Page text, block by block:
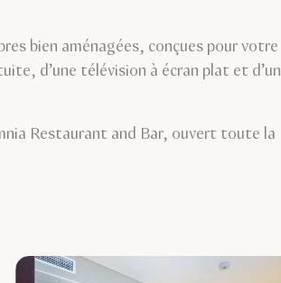
bien aménagées, conçues pour votre
d’une télévision à écran plat et d’un
Restaurant and Bar, ouvert toute la